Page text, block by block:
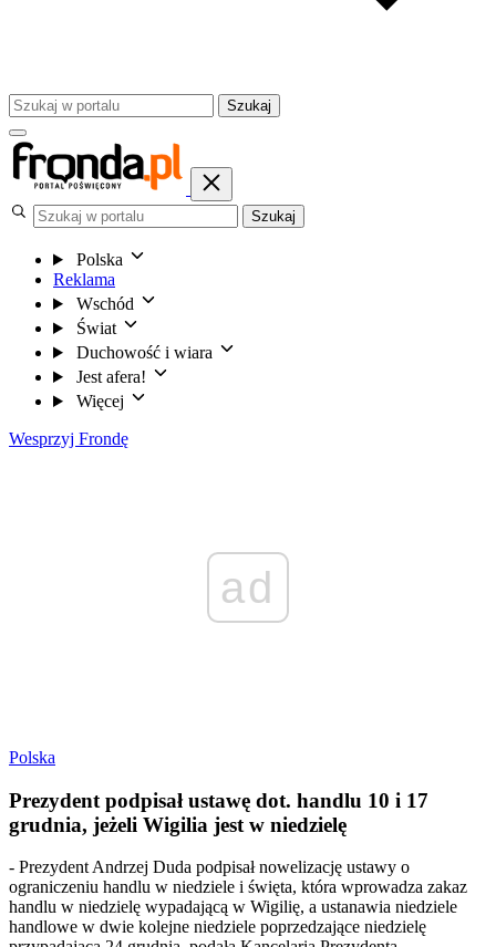
Szukaj
Szukaj
Polska
Reklama
Wschód
Świat
Duchowość i wiara
Jest afera!
Więcej
Wesprzyj Frondę
ad
Polska
Prezydent podpisał ustawę dot. handlu 10 i 17
grudnia, jeżeli Wigilia jest w niedzielę
- Prezydent Andrzej Duda podpisał nowelizację ustawy o
ograniczeniu handlu w niedziele i święta, która wprowadza zakaz
handlu w niedzielę wypadającą w Wigilię, a ustanawia niedziele
handlowe w dwie kolejne niedziele poprzedzające niedzielę